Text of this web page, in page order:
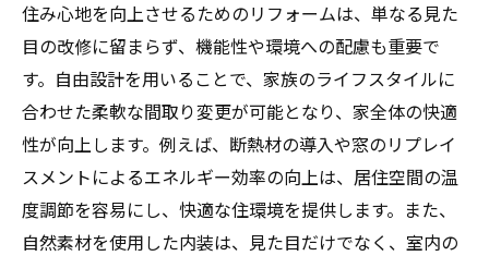
住み心地を向上させるためのリフォームは、単なる見た
目の改修に留まらず、機能性や環境への配慮も重要で
す。自由設計を用いることで、家族のライフスタイルに
合わせた柔軟な間取り変更が可能となり、家全体の快適
性が向上します。例えば、断熱材の導入や窓のリプレイ
スメントによるエネルギー効率の向上は、居住空間の温
度調節を容易にし、快適な住環境を提供します。また、
自然素材を使用した内装は、見た目だけでなく、室内の